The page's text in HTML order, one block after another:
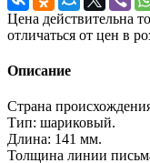
Цена действительна
отличаться от цен в
Описание
Страна
Тип: шариковый.
Длина: 141 мм.
Толщина линии